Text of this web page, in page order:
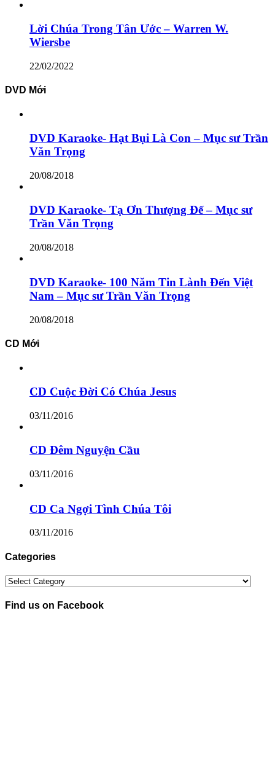
Lời Chúa Trong Tân Ước – Warren W.
Wiersbe
22/02/2022
DVD Mới
DVD Karaoke- Hạt Bụi Là Con – Mục sư Trần
Văn Trọng
20/08/2018
DVD Karaoke- Tạ Ơn Thượng Đế – Mục sư
Trần Văn Trọng
20/08/2018
DVD Karaoke- 100 Năm Tin Lành Đến Việt
Nam – Mục sư Trần Văn Trọng
20/08/2018
CD Mới
CD Cuộc Đời Có Chúa Jesus
03/11/2016
CD Đêm Nguyện Cầu
03/11/2016
CD Ca Ngợi Tình Chúa Tôi
03/11/2016
Categories
Categories
Find us on Facebook